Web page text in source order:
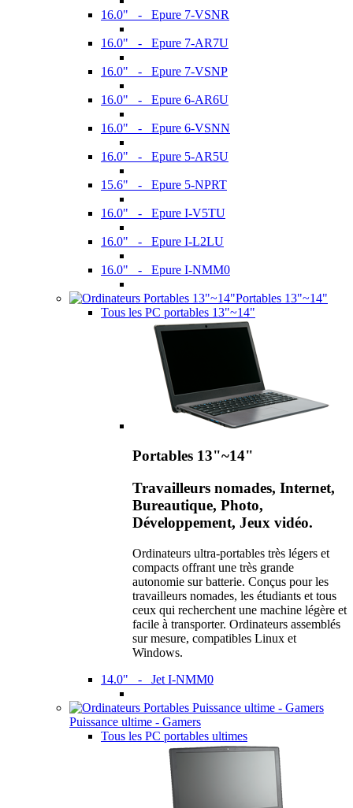
16.0" - Epure 7-VSNR
16.0" - Epure 7-AR7U
16.0" - Epure 7-VSNP
16.0" - Epure 6-AR6U
16.0" - Epure 6-VSNN
16.0" - Epure 5-AR5U
15.6" - Epure 5-NPRT
16.0" - Epure I-V5TU
16.0" - Epure I-L2LU
16.0" - Epure I-NMM0
Portables 13"~14"
Tous les PC portables 13"~14"
Portables 13"~14"
Travailleurs nomades, Internet,
Bureautique, Photo,
Développement, Jeux vidéo.
Ordinateurs ultra-portables très légers et
compacts offrant une très grande
autonomie sur batterie. Conçus pour les
travailleurs nomades, les étudiants et tous
ceux qui recherchent une machine légère et
facile à transporter. Ordinateurs assemblés
sur mesure, compatibles Linux et
Windows.
14.0" - Jet I-NMM0
Puissance ultime - Gamers
Tous les PC portables ultimes